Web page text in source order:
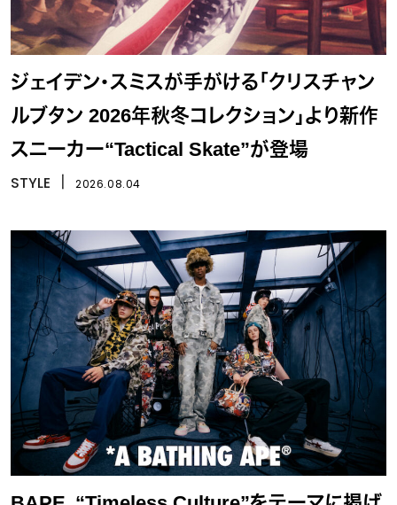
ジェイデン・スミスが手がける「クリスチャン
ルブタン 2026年秋冬コレクション」より新作
スニーカー“Tactical Skate”が登場
STYLE 2026.08.04